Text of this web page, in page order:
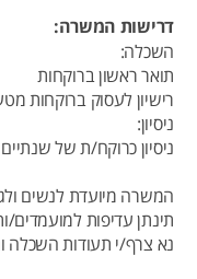
דרישות המשרה:
השכלה:
תואר ראשון ברוקחות
רישיון לעסוק ברוקחות
ניסיון:
ניסיון כרוקח/ת של
המשרה מיועדת לנשים
תינתן עדיפות למועמדים/
נא צרף/י תעודות השכלה